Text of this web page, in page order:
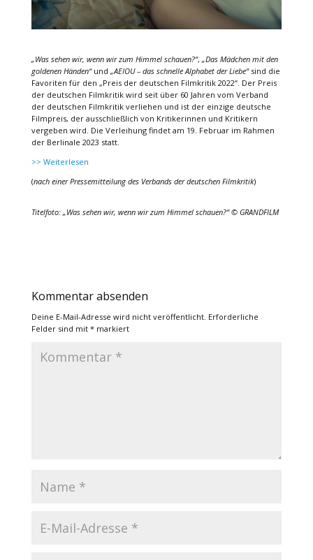
„Was sehen wir, wenn wir zum Himmel schauen?“, „Das Mädchen mit den
goldenen Händen“und „AEIOU – das schnelle Alphabet der Liebe“sind die
Favoriten für den „Preis der deutschen Filmkritik 2022“. Der Preis
der deutschen Filmkritik wird seit über 60 Jahren vom Verband
der deutschen Filmkritik verliehen und ist der einzige deutsche
Filmpreis, der ausschließlich von Kritikerinnen und Kritikern
vergeben wird. Die Verleihung findet am 19. Februar im Rahmen
der Berlinale 2023 statt.
>> Weiterlesen
(nach einer Pressemitteilung des Verbands der deutschen Filmkritik)
Titelfoto: „Was sehen wir, wenn wir zum Himmel schauen?“ © GRANDFILM
Kommentar absenden
Deine E-Mail-Adresse wird nicht veröffentlicht. Erforderliche
Felder sind mit *markiert